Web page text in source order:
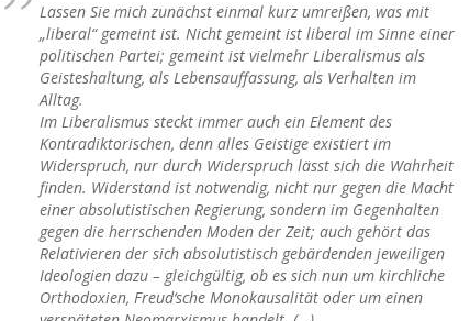
Lassen Sie mich zunächst einmal kurz umreißen, was mit
„liberal“ gemeint ist. Nicht gemeint ist liberal im Sinne einer
politischen Partei; gemeint ist vielmehr Liberalismus als
Geisteshaltung, als Lebensauffassung, als Verhalten im
Alltag.
Im Liberalismus steckt immer auch ein Element des
Kontradiktorischen, denn alles Geistige existiert im
Widerspruch, nur durch Widerspruch lässt sich die Wahrheit
finden. Widerstand ist notwendig, nicht nur gegen die Macht
einer absolutistischen Regierung, sondern im Gegenhalten
gegen die herrschenden Moden der Zeit; auch gehört das
Relativieren der sich absolutistisch gebärdenden jeweiligen
Ideologien dazu – gleichgültig, ob es sich nun um kirchliche
Orthodoxien, Freud‘sche Monokausalität oder um einen